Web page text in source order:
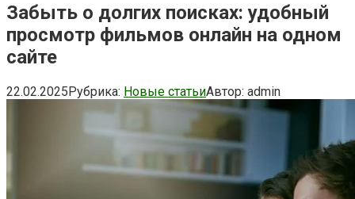
Забыть о долгих поисках: удобный
просмотр фильмов онлайн на одном
сайте
22.02.2025Рубрика: Новые статьиАвтор: admin